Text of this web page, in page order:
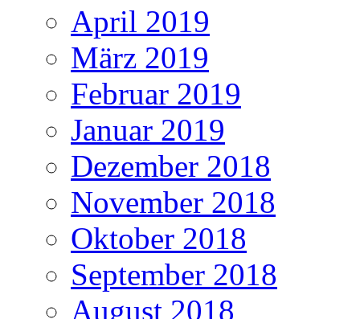
April 2019
März 2019
Februar 2019
Januar 2019
Dezember 2018
November 2018
Oktober 2018
September 2018
August 2018